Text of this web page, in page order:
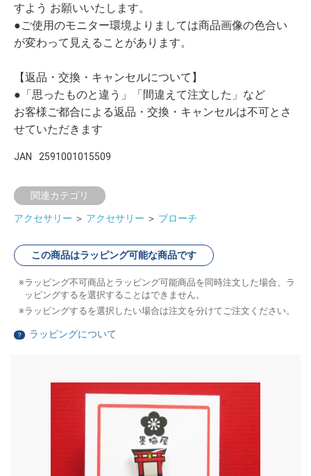
すよう お願いいたします。
●ご使用のモニター環境よりましては商品画像の色合い
が変わって見えることがあります。
【返品・交換・キャンセルについて】
●「思ったものと違う」「間違えて注文した」など
お客様ご都合による返品・交換・キャンセルは不可とさ
せていただきます
JAN 2591001015509
関連カテゴリ
アクセサリー ＞ アクセサリー ＞ ブローチ
この商品はラッピング可能な商品です
ラッピング不可商品とラッピング可能商品を同時注文した場合、ラ
ッピングするを選択することはできません。
ラッピングするを選択したい場合は注文を分けてご注文ください。
？ ラッピングについて